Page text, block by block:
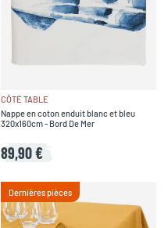
CÔTÉ TABLE
Nappe en coton enduit blanc et bleu
320x160cm - Bord De Mer
89,90 €
Dernières pièces